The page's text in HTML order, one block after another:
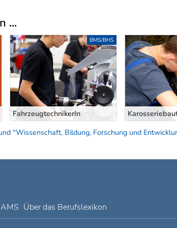
...
FahrzeugtechnikerIn
BMS/BHS
"Wissenschaft, Bildung, Forschung und
AMS Über das Berufslexikon